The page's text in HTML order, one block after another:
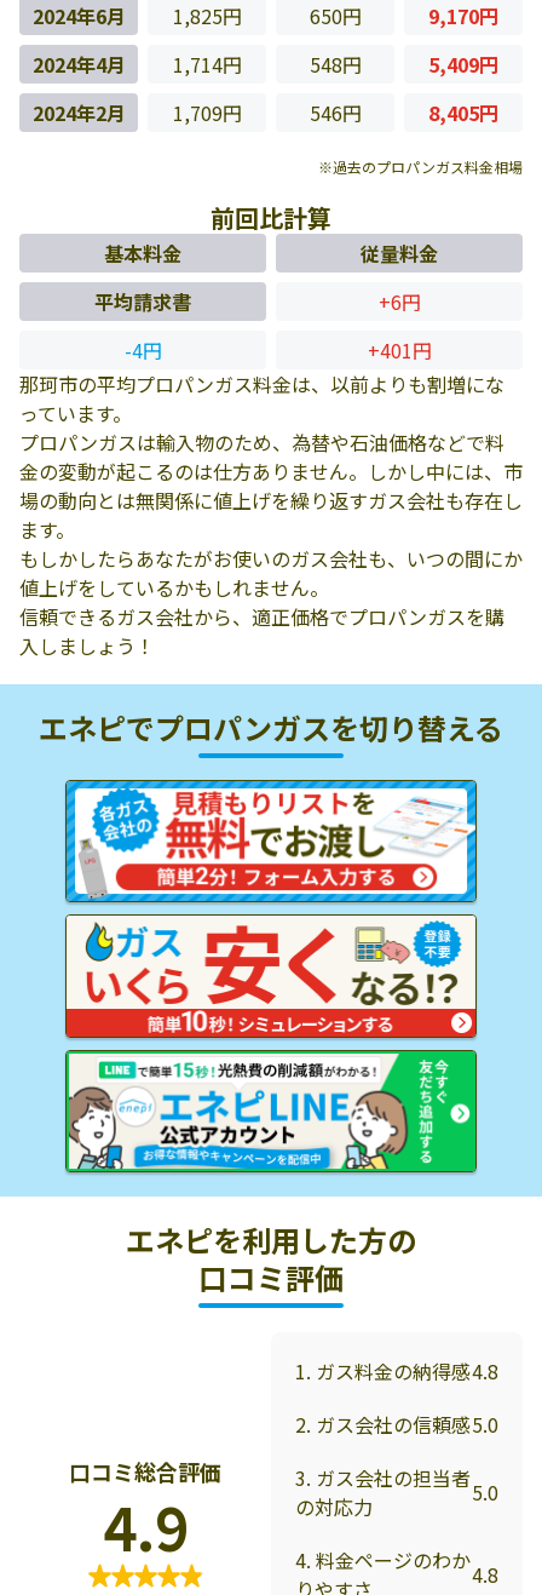
2024年6月
1,825円 650円
9,170円
2024年4月
1,714円 548円
5,409円
2024年2月
1,709円 546円 8,405円
※過去のプロパンガス料金相場
前回比計算
基本料金
従量料金
平均請求書
+6円
-4円
+401円
那珂市の平均プロパンガス料金は、以前よりも割増にな
っています。
プロパンガスは輸入物のため、為替や石油価格などで料
金の変動が起こるのは仕方ありません。しかし中には、市
場の動向とは無関係に値上げを繰り返すガス会社も存在し
ます。
もしかしたらあなたがお使いのガス会社も、いつの間にか
値上げをしているかもしれません。
信頼できるガス会社から、適正価格でプロパンガスを購
入しましょう！
エネピでプロパンガスを切り替える
エネピを利用した方の
口コミ評価
口コミ総合評価
4.9
1. ガス料金の納得感4.8
2. ガス会社の信頼感5.0
3. ガス会社の担当者
の対応力
5.0
4. 料金ページのわか4.8